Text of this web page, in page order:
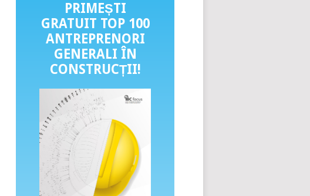
PRIMEȘTI
GRATUIT TOP 100
ANTREPRENORI
GENERALI ÎN
CONSTRUCȚII!